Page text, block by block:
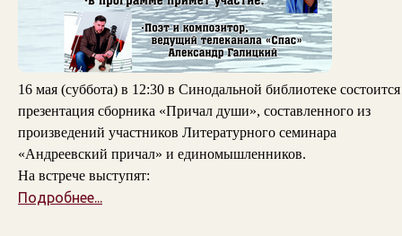
16 мая (суббота) в 12:30 в Синодальной библиотеке состоится
презентация сборника «Причал души», составленного из
произведений участников Литературного семинара
«Андреевский причал» и единомышленников.
На встрече выступят:
Подробнее...